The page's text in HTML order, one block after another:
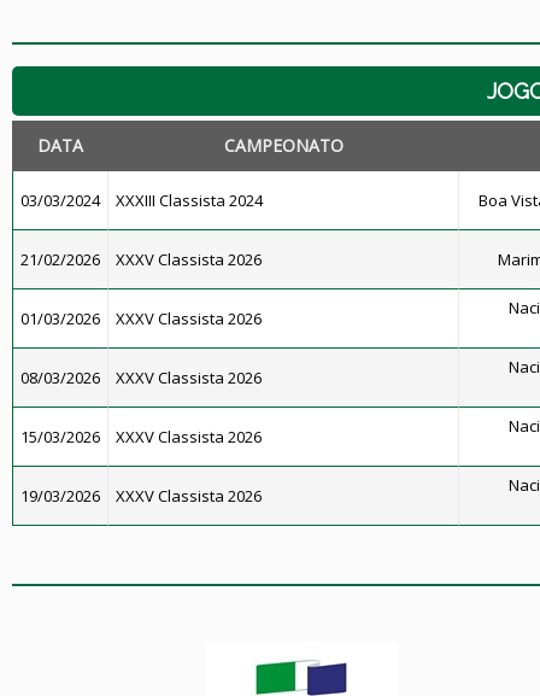
DATA CAMPEONATO
03/03/2024 XXXIII Classista 2024 Boa
21/02/2026 XXXV Classista 2026
01/03/2026 XXXV Classista 2026
08/03/2026 XXXV Classista 2026
15/03/2026 XXXV Classista 2026
19/03/2026 XXXV Classista 2026